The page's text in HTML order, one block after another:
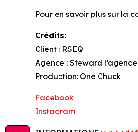
Pour en savoir plus sur la
Crédits:
Client : RSEQ
Agence : Steward l’agence
Production: One Chuck
Facebook
Instagram